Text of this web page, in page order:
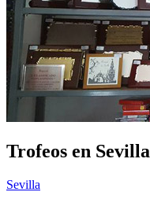
Trofeos en Sevilla
Sevilla